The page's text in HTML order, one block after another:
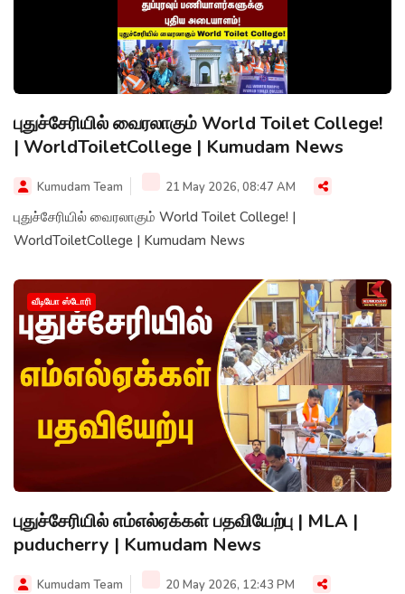
புதுச்சேரியில் வைரலாகும் World Toilet College!
| WorldToiletCollege | Kumudam News
Kumudam Team 21 May 2026, 08:47 AM
புதுச்சேரியில் வைரலாகும் World Toilet College! |
WorldToiletCollege | Kumudam News
வீடியோ ஸ்டோரி
புதுச்சேரியில் எம்எல்ஏக்கள் பதவியேற்பு | MLA |
puducherry | Kumudam News
Kumudam Team 20 May 2026, 12:43 PM